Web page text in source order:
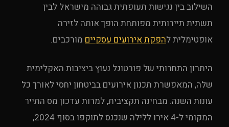
השילוב בין נגישות תעופתית גבוהה מישראל לבין
תשתית תיירותית מפותחת הופך אותה לזירה
אופטימלית להפקת אירועים עסקיים מורכבים.
היתרון התחרותי של פורטוגל נעוץ ביציבות האקלימית
שלה, המאפשרת תכנון אירועים בביטחון יחסי לאורך כל
עונות השנה. מבחינה תקציבית, למרות עדכון מס התייר
המקומי ל-4 אירו ללילה שנכנס לתוקפו בסוף 2024,